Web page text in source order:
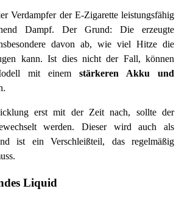
Verdampfer der E-Zigarette leistungsfähig
Dampf. Der Grund: Die erzeugte
davon ab, wie viel Hitze die
kann. Ist dies nicht der Fall, können
mit einem stärkeren Akku und
erst mit der Zeit nach, sollte der
werden. Dieser wird auch als
ist ein Verschleißteil, das regelmäßig
Liquid